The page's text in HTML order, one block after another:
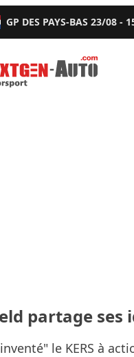
GP DES PAYS-BAS 23/08 -
Auto.com
partage ses
le KERS à